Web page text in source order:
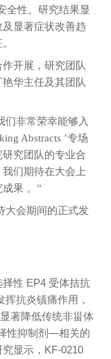
全性。研究结果显
显著症状改善趋
开展，研究团队
艳华主任及其团队
们非常荣幸能够入
Abstracts ’专场
究团队的专业合
们期待在大会上
成果 。”
大会期间的正式发
性 EP4 受体拮抗
抗炎镇痛作用，
著降低传统非甾体
性抑制剂—相关的
显示，KF‑0210